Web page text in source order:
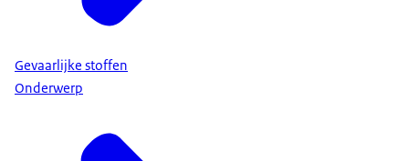
Gevaarlijke stoffen
Onderwerp